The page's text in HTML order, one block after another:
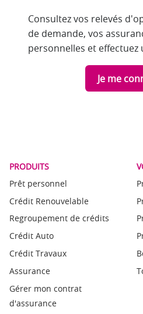
Consultez vos relevés
de demande, vos
personnelles et effectuez
Je me
PRODUITS
Prêt personnel
Crédit Renouvelable
Regroupement de crédits
Crédit Auto
Crédit Travaux
Assurance
Gérer mon contrat
d'assurance